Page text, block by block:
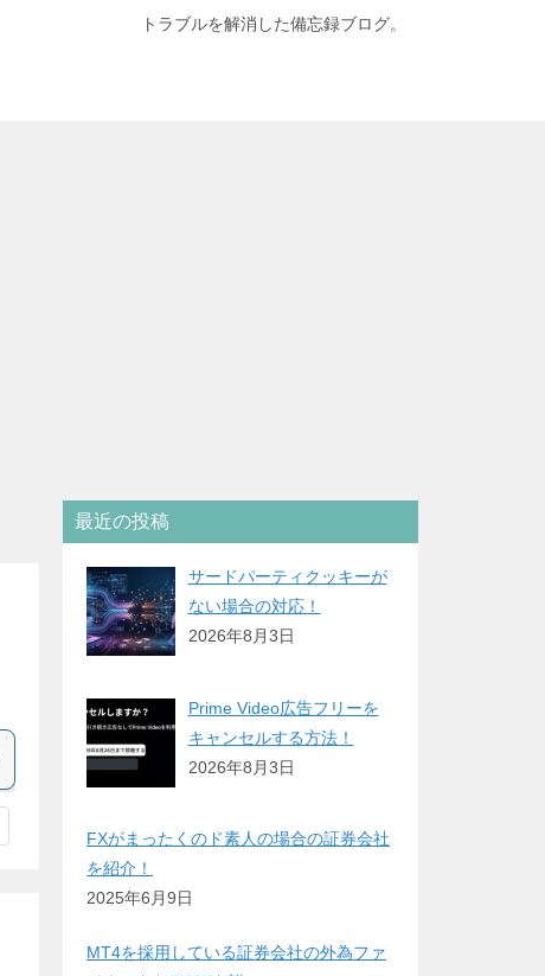
トラブルを解消した備忘録ブログ。
最近の投稿
サードパーティクッキーが
ない場合の対応！
2026年8月3日
Prime Video広告フリーを
キャンセルする方法！
2026年8月3日
FXがまったくのド素人の場合の証券会社
を紹介！
2025年6月9日
MT4を採用している証券会社の外為ファ